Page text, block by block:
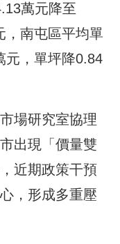
萬元降至
，南屯區平均單
元，單坪降0.84
場研究室協理
出現「價量雙
近期政策干預
，形成多重壓